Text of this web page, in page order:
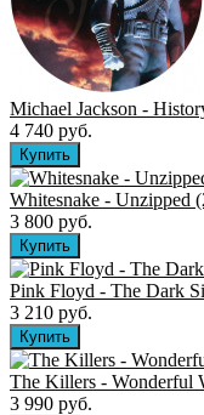
Michael Jackson -
4 740 руб.
Whitesnake - Unzipped
3 800 руб.
Pink Floyd - The Dark
3 210 руб.
The Killers ‎- Wonderful
3 990 руб.